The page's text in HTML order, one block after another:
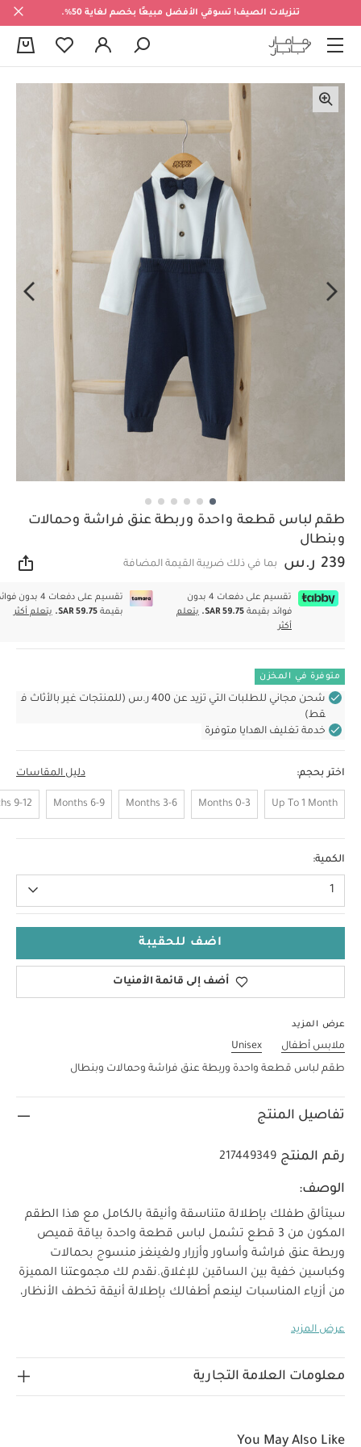
تنزيلات الصيف! تسوقي الأفضل مبيعًا بخصم لغاية 50%.
طقم لباس قطعة واحدة وربطة عنق فراشة وحمالات
وبنطال
239 ر.س بما في ذلك ضريبة القيمة المضافة
تقسيم على دفعات 4 بدون
فوائد بقيمة SAR 59.75.
يتعلم
أكثر
تقسيم على دفعات 4 بدون
بقيمةSAR 59.75. يتعلم أكثر
متوفرة في المخزن
شحن مجاني للطلبات التي تزيد عن 400 ر.س (للمنتجات غير بالأثاث ف
قط)
خدمة تغليف الهدايا متوفرة
اختر بحجم: دليل المقاسات
Up To 1 Month
0-3 Months
3-6 Months
6-9 Months
9-12 Months
الكمية:
1
اضف للحقيبة
أضف إلى قائمة الأمنيات
عرض المزيد
ملابس أطفال
Unisex
طقم لباس قطعة واحدة وربطة عنق فراشة وحمالات وبنطال
تفاصيل المنتج
رقم المنتج 217449349
الوصف:
سيتألق طفلك بإطلالة متناسقة وأنيقة بالكامل مع هذا الطقم
المكون من 3 قطع تشمل لباس قطعة واحدة بياقة قميص
وربطة عنق فراشة وأساور وأزرار ولغينغز منسوج بحمالات
وكباسين خفية بين الساقين للإغلاق.نقدم لك مجموعتنا المميزة
من أزياء المناسبات لينعم أطفالك بإطلالة أنيقة تخطف الأنظار،
والأناقة في الحفلات.
بين الساقين
تصميم أساور قميص عملية
40 درجة مئوية
ممنوع استخدام المبيضات
عرض المزيد
معلومات العلامة التجارية
You May Also Like